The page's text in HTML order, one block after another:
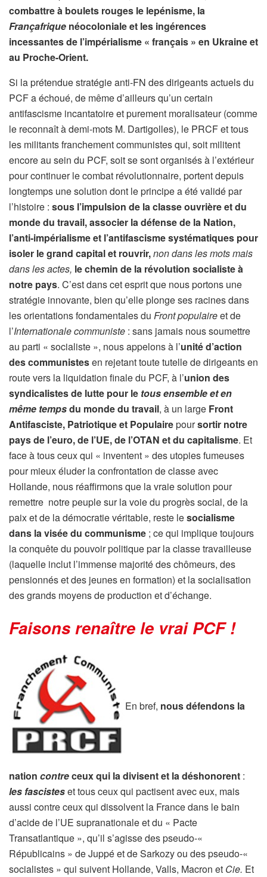
combattre à boulets rouges le lepénisme, la
Françafrique néocolonialeet les ingérences
incessantesde l’impérialisme « français » en Ukraine et
au Proche-Orient.
Si la prétendue stratégie anti-FN des dirigeants actuels du
PCF a échoué, de même d’ailleurs qu’un certain
antifascisme incantatoire et purement moralisateur (comme
le reconnaît à demi-mots M. Dartigolles), le PRCF et tous
les militants franchement communistes qui, soit militent
encore au sein du PCF, soit se sont organisés à l’extérieur
pour continuer le combat révolutionnaire, portent depuis
longtemps une solution dont le principe a été validé par
l’histoire : sous l’impulsion de la classe ouvrière et du
monde du travail,associer la défense de la Nation,
l’anti-impérialisme et l’antifascisme systématiques pour
isoler le grand capital et rouvrir,non dans les mots mais
dans les actes, le chemin de la révolution socialiste à
notre pays. C’est dans cet esprit que nous portons une
stratégie innovante, bien qu’elle plonge ses racines dans
les orientations fondamentales du Front populaireet de
l’Internationale communiste : sans jamais nous soumettre
au parti « socialiste », nous appelons à l’unité d’action
des communistesen rejetant toute tutelle de dirigeants en
route vers la liquidation finale du PCF, à l’union des
syndicalistes de lutte pour le tous ensemble et en
même tempsdu monde du travail, à un large Front
Antifasciste, Patriotique et Populairepoursortir notre
pays de l’euro, de l’UE, de l’OTAN et du capitalisme. Et
face à tous ceux qui « inventent » des utopies fumeuses
pour mieux éluder la confrontation de classe avec
Hollande, nous réaffirmons que la vraie solution pour
remettre notre peuple sur la voie du progrès social, de la
paix et de la démocratie véritable, reste lesocialisme
dans la visée du communisme ; ce qui implique toujours
la conquête du pouvoir politique par la classe travailleuse
(laquelle inclut l’immense majorité des chômeurs, des
pensionnés et des jeunes en formation) et la socialisation
des grands moyens de production et d’échange.
Faisons renaître le vrai PCF !
En bref, nous défendons la
nation contreceux qui la divisent et la déshonorent :
les fascisteset tous ceux qui pactisent avec eux, mais
aussi contre ceux qui dissolvent la France dans le bain
d’acide de l’UE supranationale et du « Pacte
Transatlantique », qu’il s’agisse des pseudo-«
Républicains » de Juppé et de Sarkozy ou des pseudo-«
socialistes » qui suivent Hollande, Valls, Macron et Cie. Et